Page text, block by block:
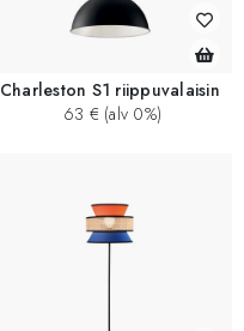
Charleston S1 riippuvalaisin
63 € (alv 0%)